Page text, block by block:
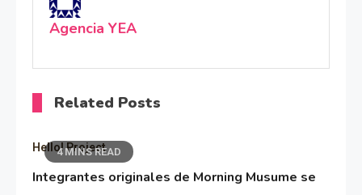
Agencia YEA
Related Posts
4 MINS READ
Hello! Project
Integrantes originales de Morning Musume se